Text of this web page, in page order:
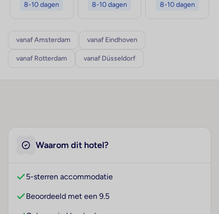
8-10 dagen 8-10 dagen 8-10 dagen
vanaf Amsterdam vanaf Eindhoven
vanaf Rotterdam vanaf Düsseldorf
Waarom dit hotel?
5-sterren accommodatie
Beoordeeld met een 9.5